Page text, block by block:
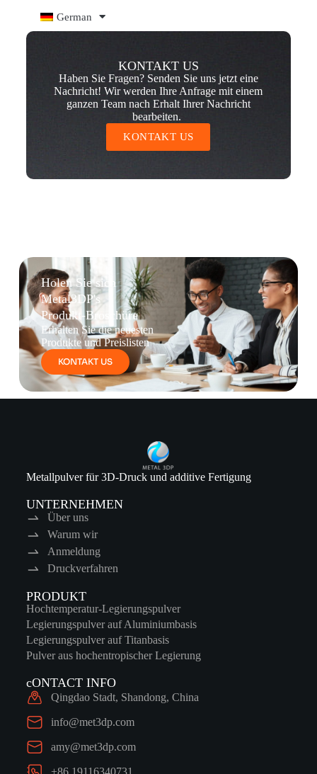
German
KONTAKT US
Haben Sie Fragen? Senden Sie uns jetzt eine
Nachricht! Wir werden Ihre Anfrage mit einem
ganzen Team nach Erhalt Ihrer Nachricht
bearbeiten.
KONTAKT US
Holen Sie sich
Metal3DP's
Produkt-Broschüre
Erhalten Sie die neuesten
Produkte und Preislisten
KONTAKT US
Metallpulver für 3D-Druck und additive Fertigung
UNTERNEHMEN
Über uns
Warum wir
Anmeldung
Druckverfahren
PRODUKT
Hochtemperatur-Legierungspulver
Legierungspulver auf Aluminiumbasis
Legierungspulver auf Titanbasis
Pulver aus hochentropischer Legierung
cONTACT INFO
Qingdao Stadt, Shandong, China
info@met3dp.com
amy@met3dp.com